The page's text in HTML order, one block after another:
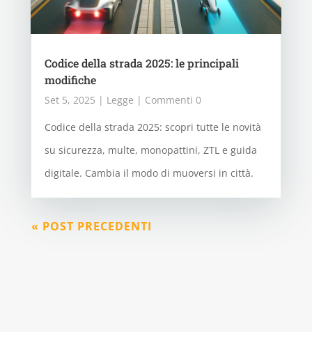
Codice della strada 2025: le principali
modifiche
Set 5, 2025 | Legge | Commenti 0
Codice della strada 2025: scopri tutte le novità
su sicurezza, multe, monopattini, ZTL e guida
digitale. Cambia il modo di muoversi in città.
« POST PRECEDENTI